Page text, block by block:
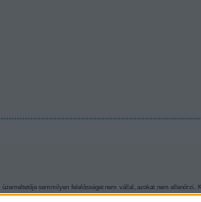
üzemeltetője semmilyen felelősséget nem vállal, azokat nem ellenőrzi.